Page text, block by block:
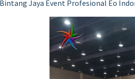
Bintang Jaya Event Profesional Eo